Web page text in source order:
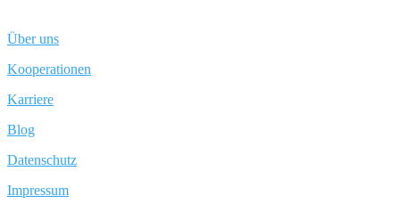
Über uns
Kooperationen
Karriere
Blog
Datenschutz
Impressum